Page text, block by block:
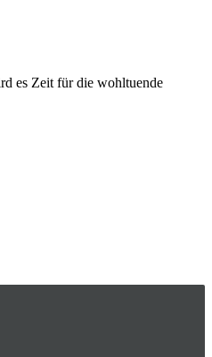
es Zeit für die wohltuende